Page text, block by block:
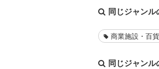
同じジャンル
商業施設・百
同じジャンル